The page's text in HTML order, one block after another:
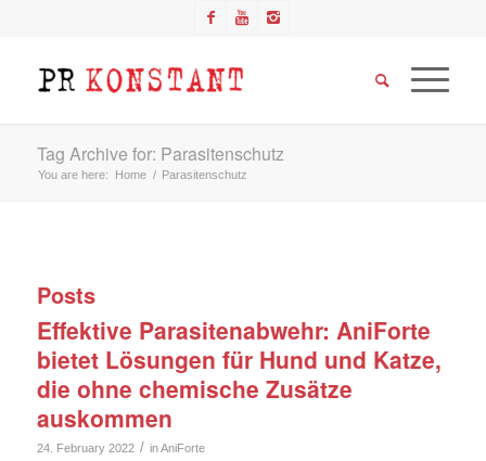
Tag Archive for: Parasitenschutz
You are here: Home / Parasitenschutz
Posts
Effektive Parasitenabwehr: AniForte
bietet Lösungen für Hund und Katze,
die ohne chemische Zusätze
auskommen
24. February 2022 / inAniForte